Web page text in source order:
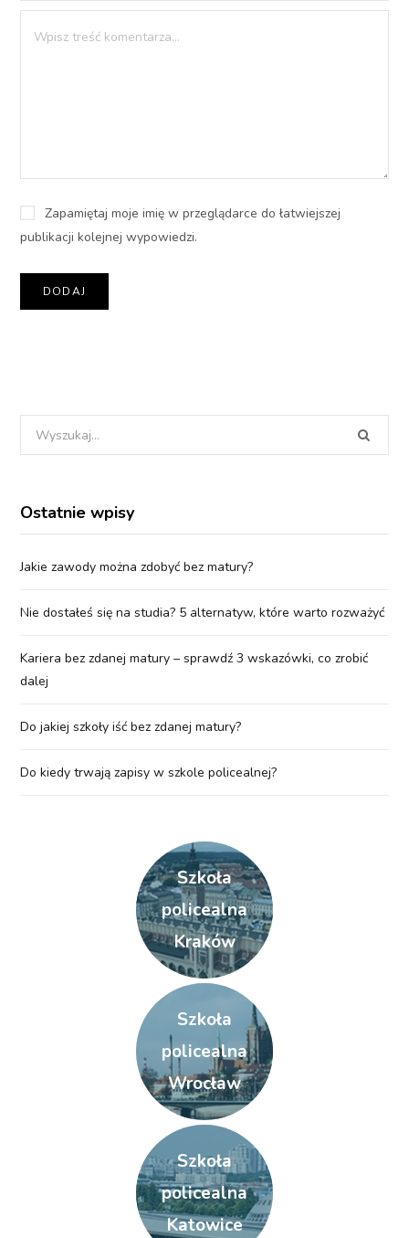
Zapamiętaj moje imię w przeglądarce do łatwiejszej
publikacji kolejnej wypowiedzi.
Ostatnie wpisy
Jakie zawody można zdobyć bez matury?
Nie dostałeś się na studia? 5 alternatyw, które warto rozważyć
Kariera bez zdanej matury – sprawdź 3 wskazówki, co zrobić
dalej
Do jakiej szkoły iść bez zdanej matury?
Do kiedy trwają zapisy w szkole policealnej?
Szkoła
policealna
Kraków
Szkoła
policealna
Wrocław
Szkoła
policealna
Katowice